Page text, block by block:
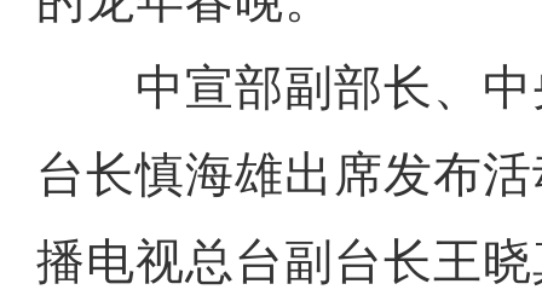
中宣部副部长、中
台长慎海雄出席发布
播电视总台副台长王